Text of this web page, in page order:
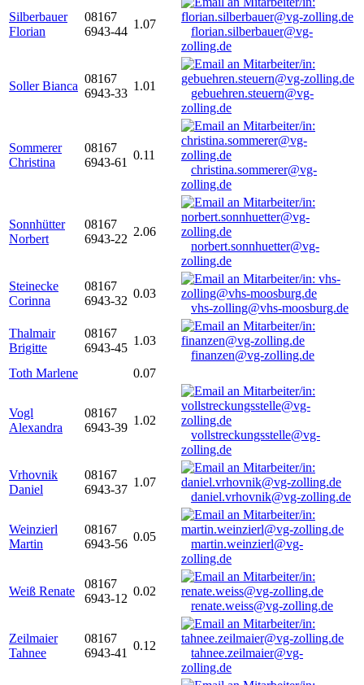
Silberbauer
Florian
08167
6943-44
1.07
florian.silberbauer@vg-
zolling.de
Soller Bianca
08167
6943-33
1.01
gebuehren.steuern@vg-
zolling.de
Sommerer
Christina
08167
6943-61
0.11
christina.sommerer@vg-
zolling.de
Sonnhütter
Norbert
08167
6943-22
2.06
norbert.sonnhuetter@vg-
zolling.de
Steinecke
Corinna
08167
6943-32
0.03
vhs-zolling@vhs-moosburg.de
Thalmair
Brigitte
08167
6943-45
1.03
finanzen@vg-zolling.de
Toth Marlene
0.07
Vogl
Alexandra
08167
6943-39
1.02
vollstreckungsstelle@vg-
zolling.de
Vrhovnik
Daniel
08167
6943-37
1.07
daniel.vrhovnik@vg-zolling.de
Weinzierl
Martin
08167
6943-56
0.05
martin.weinzierl@vg-
zolling.de
Weiß Renate
08167
6943-12
0.02
renate.weiss@vg-zolling.de
Zeilmaier
Tahnee
08167
6943-41
0.12
tahnee.zeilmaier@vg-
zolling.de